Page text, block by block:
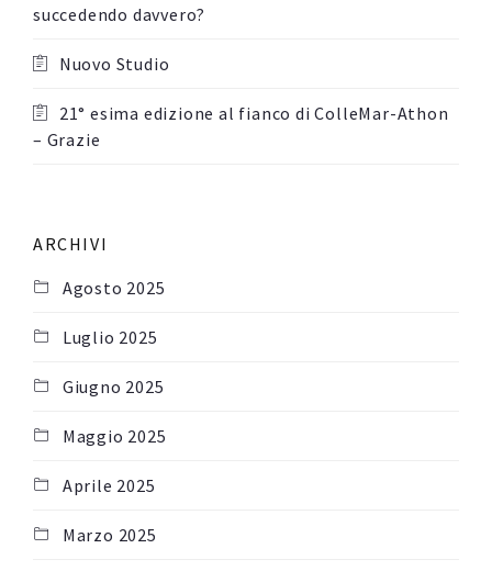
succedendo davvero?
Nuovo Studio
21° esima edizione al fianco di ColleMar-Athon
– Grazie
ARCHIVI
Agosto 2025
Luglio 2025
Giugno 2025
Maggio 2025
Aprile 2025
Marzo 2025